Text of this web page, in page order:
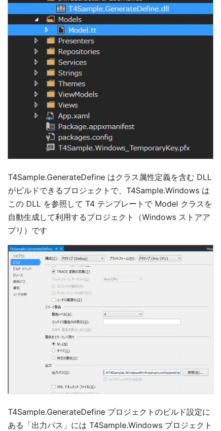
T4Sample.GenerateDefine はクラス属性定義を含む DLL
がビルドできるプロジェクトで、T4Sample.Windows は
この DLL を参照して T4 テンプレートで Model クラスを
自動生成して利用するプロジェクト（Windows ストアア
プリ）です
T4Sample.GenerateDefine プロジェクトのビルド設定に
ある「出力パス」には T4Sample.Windows プロジェクト